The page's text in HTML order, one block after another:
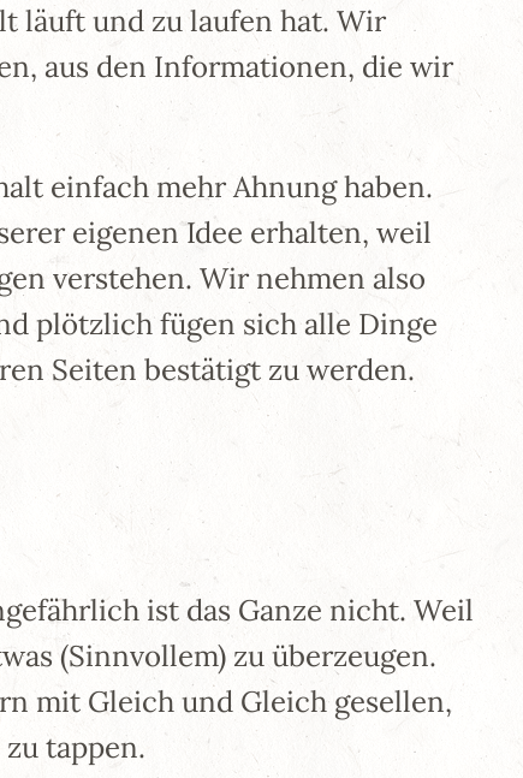
läuft und zu laufen hat. Wir
aus den Informationen, die wir
einfach mehr Ahnung haben.
eigenen Idee erhalten, weil
verstehen. Wir nehmen also
plötzlich fügen sich alle Dinge
Seiten bestätigt zu werden.
ist das Ganze nicht. Weil
(Sinnvollem) zu überzeugen.
mit Gleich und Gleich gesellen,
tappen.